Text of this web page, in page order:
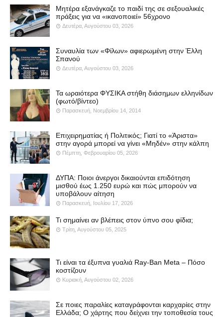
Μητέρα εξανάγκαζε το παιδί της σε σεξουαλικές
πράξεις για να «ικανοποιεί» 56χρονο
Δευτέρα, Αυγούστου 03, 2026
Συναυλία των «Φίλων» αφιερωμένη στην Έλλη
Σπανού
Δευτέρα, Αυγούστου 03, 2026
Τα ωραιότερα ΦΥΣΙΚΑ στήθη διάσημων ελληνίδων
(φωτό/βίντεο)
Παρασκευή, Νοεμβρίου 14, 2014
Επιχειρηματίας ή Πολιτικός; Γιατί το «Άριστα»
στην αγορά μπορεί να γίνει «Μηδέν» στην κάλπη
Πέμπτη, Φεβρουαρίου 05, 2026
ΔΥΠΑ: Ποιοι άνεργοι δικαιούνται επιδότηση
μισθού έως 1.250 ευρώ και πώς μπορούν να
υποβάλουν αίτηση
Παρασκευή, Ιουλίου 17, 2026
Τι σημαίνει αν βλέπεις στον ύπνο σου φίδια;
Τρίτη, Αυγούστου 05, 2025
Τι είναι τα έξυπνα γυαλιά Ray-Ban Meta – Πόσο
κοστίζουν
Κυριακή, Αυγούστου 02, 2026
Σε ποιες παραλίες καταγράφονται καρχαρίες στην
Ελλάδα; Ο χάρτης που δείχνει την τοποθεσία τους